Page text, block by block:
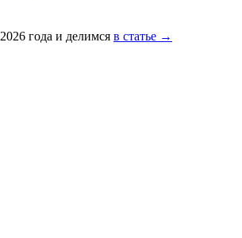
года и делимся в статье →